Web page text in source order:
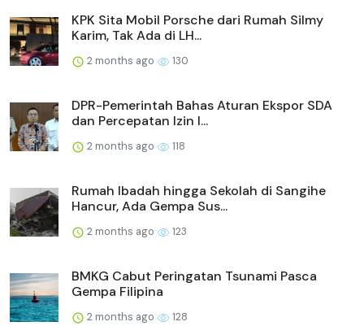
KPK Sita Mobil Porsche dari Rumah Silmy
Karim, Tak Ada di LH...
2 months ago 130
DPR-Pemerintah Bahas Aturan Ekspor SDA
dan Percepatan Izin I...
2 months ago 118
Rumah Ibadah hingga Sekolah di Sangihe
Hancur, Ada Gempa Sus...
2 months ago 123
BMKG Cabut Peringatan Tsunami Pasca
Gempa Filipina
2 months ago 128